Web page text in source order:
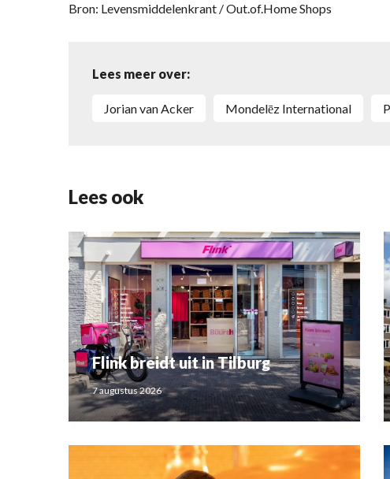
Bron: Levensmiddelenkrant / Out.of.Home Shops
Lees meer over:
Jorian van Acker Mondelēz International
Lees ook
Flink breidt uit in Tilburg
7 augustus 2026